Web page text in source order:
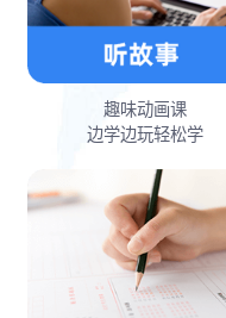
趣味动画课
边学边玩轻松学